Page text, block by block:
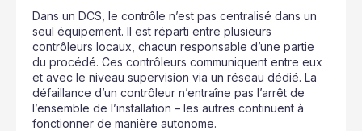
Dans un DCS, le contrôle n’est pas centralisé dans un
seul équipement. Il est réparti entre plusieurs
contrôleurs locaux, chacun responsable d’une partie
du procédé. Ces contrôleurs communiquent entre eux
et avec le niveau supervision via un réseau dédié. La
défaillance d’un contrôleur n’entraîne pas l’arrêt de
l’ensemble de l’installation – les autres continuent à
fonctionner de manière autonome.